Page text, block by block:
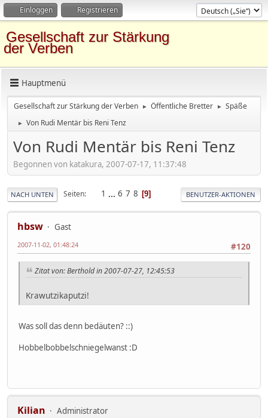
Einloggen Registrieren
Gesellschaft zur Stärkung
der Verben
Hauptmenü
Gesellschaft zur Stärkung der Verben ► Öffentliche Bretter ► Späße
► Von Rudi Mentär bis Reni Tenz
Von Rudi Mentär bis Reni Tenz
Begonnen von katakura, 2007-07-17, 11:37:48
NACH UNTEN Seiten 1 ... 6 7 8 9 BENUTZER-AKTIONEN
hbsw
Gast
#120
2007-11-02, 01:48:24
Zitat von: Berthold in 2007-07-27, 12:45:53
Krawutzikaputzi!
Was soll das denn bedäuten? ::)
Hobbelbobbelschniegelwanst :D
Kilian
Administrator